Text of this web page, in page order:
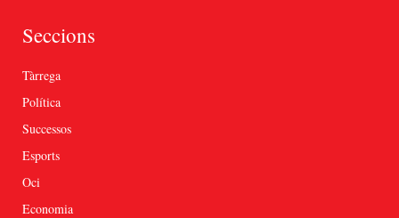
Seccions
Tàrrega
Política
Successos
Esports
Oci
Economia